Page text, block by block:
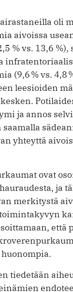
oli
aivoissa
% vs. 13,6 %),
(9,6 % vs. 4,8
leesioiden
ja annos
yhteyttä
ovat
ja
merkitystä
että
tiedetään